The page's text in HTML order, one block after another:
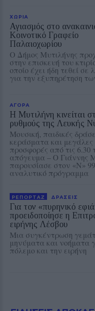
ΧΩΡΙΑ
Αγιασμός στο
Κοινοτικό Γραφείο
Παλαιοχωρίου
Ο Δήμος Μυτιλήνης
στην επισκευή του
οποίο έχει ήδη τεθεί σε
για την εξυπηρέτηση
ΑΓΟΡΑ
Η Μυτιλήνη κινείται
ρυθμούς της Λευκής
Μουσική, παιδικές
κεράσματα και μεγάλες
προσφορές από τις 6.30
απόγευμα – Ο Γιάννης
παρουσίασε στον «Ν»
αναλυτικό πρόγραμμα
ΡΕΠΟΡΤΑΖ ΔΡΑΣΕΙΣ
Για τον «πυρηνικό
προειδοποίησε η
ειρήνης Λέσβου
Μια συγκέντρωση
μηνύματα και νοήματα
πόλεμο και την ειρήνη